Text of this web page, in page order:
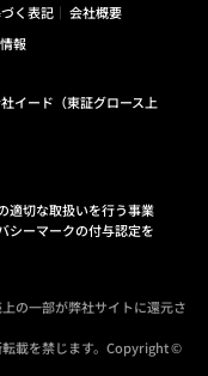
く表記
会社概要
報
イード（東証グロース上
適切な取扱いを行う事業
シーマークの付与認定を
の一部が弊社サイトに還元さ
載を禁じます。Copyright ©